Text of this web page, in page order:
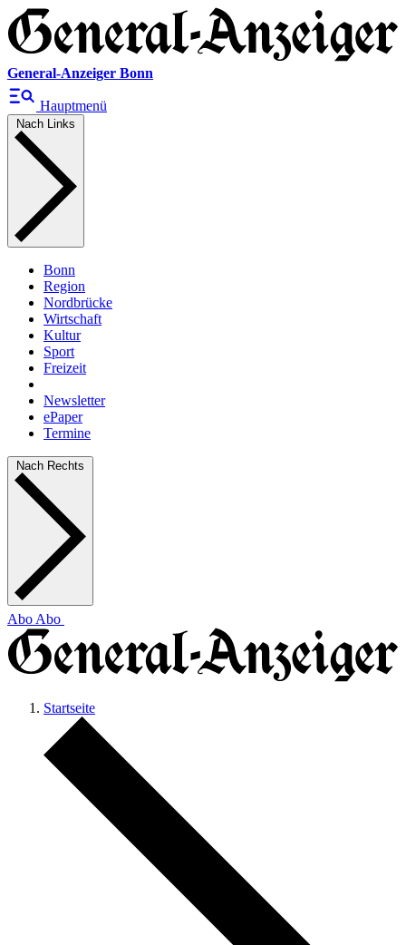
General-Anzeiger Bonn
Hauptmenü
Nach Links
Bonn
Region
Nordbrücke
Wirtschaft
Kultur
Sport
Freizeit
Newsletter
ePaper
Termine
Nach Rechts
Abo Abo
Startseite